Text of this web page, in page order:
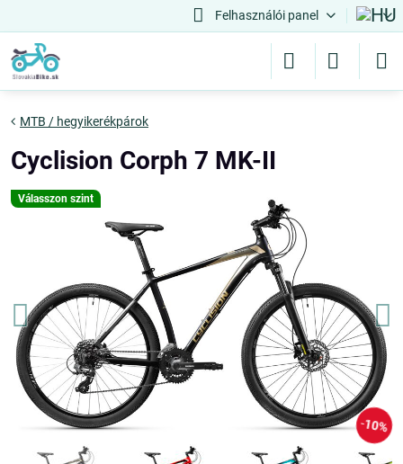
Felhasználói panel
Válasszon szint
10%
MTB / hegyikerékpárok
Cyclision Corph 7 MK-II